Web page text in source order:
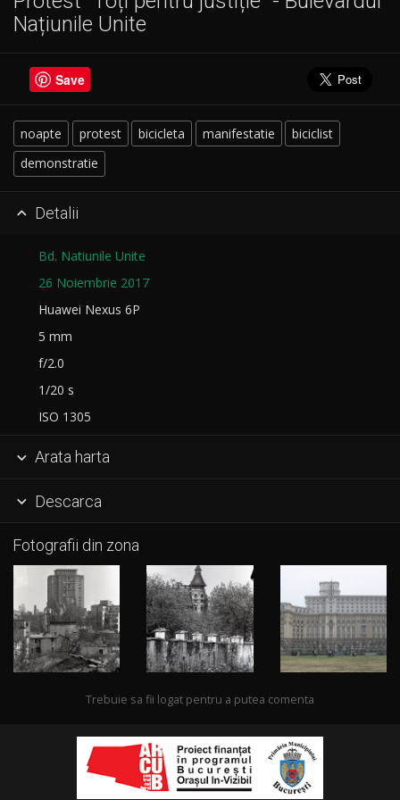
Națiunile Unite
Save
noapte protest bicicleta manifestatie
biciclist
demonstratie
 Detalii
Bd. Natiunile Unite
26 Noiembrie 2017
Huawei Nexus 6P
5 mm
f/2.0
1/20 s
ISO 1305
 Arata harta
 Descarca
Fotografii din zona
Trebuie sa fii logat pentru a putea comenta